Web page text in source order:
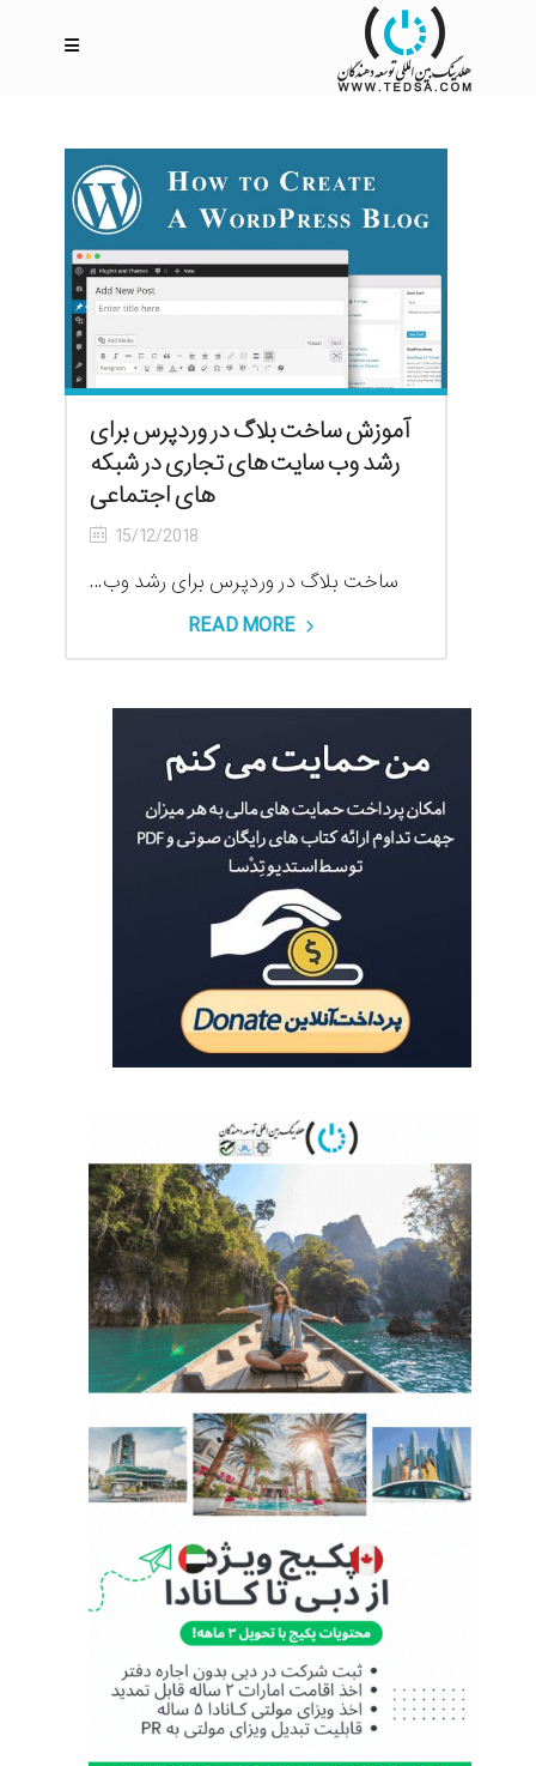
آموزش ساخت بلاگ در وردپرس برای
رشد وب سایت های تجاری در شبکه
های اجتماعی
15/12/2018
ساخت بلاگ در وردپرس برای رشد وب...
READ MORE